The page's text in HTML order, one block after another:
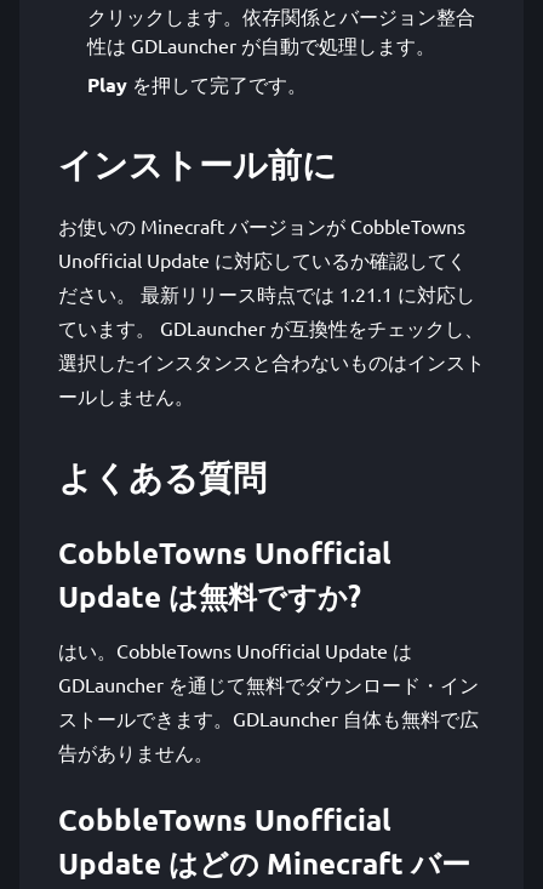
クリックします。依存関係とバージョン整合
性は GDLauncher が自動で処理します。
Play を押して完了です。
インストール前に
お使いの Minecraft バージョンが CobbleTowns
Unofficial Update に対応しているか確認してく
ださい。 最新リリース時点では 1.21.1 に対応し
ています。 GDLauncher が互換性をチェックし、
選択したインスタンスと合わないものはインスト
ールしません。
よくある質問
CobbleTowns Unofficial
Update は無料ですか?
はい。CobbleTowns Unofficial Update は
GDLauncher を通じて無料でダウンロード・イン
ストールできます。GDLauncher 自体も無料で広
告がありません。
CobbleTowns Unofficial
Update はどの Minecraft バー